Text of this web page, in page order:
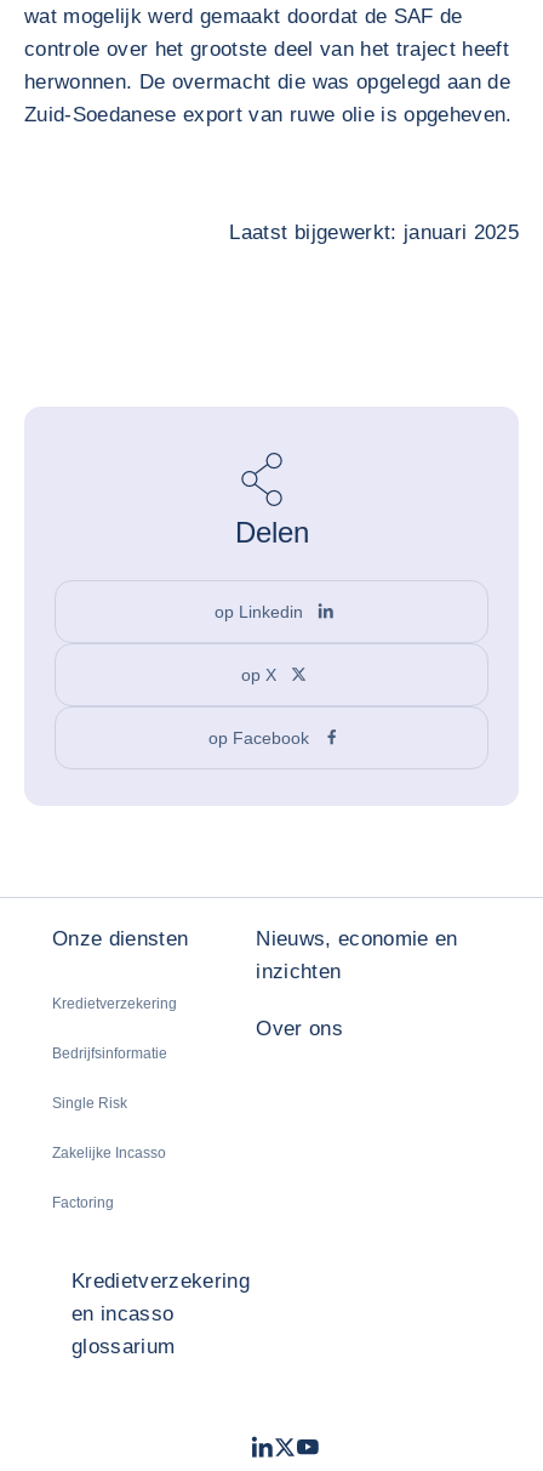
wat mogelijk werd gemaakt doordat de SAF de
controle over het grootste deel van het traject heeft
herwonnen. De overmacht die was opgelegd aan de
Zuid-Soedanese export van ruwe olie is opgeheven.
Laatst bijgewerkt: januari 2025
Delen
op Linkedin
op X
op Facebook
Onze diensten
Kredietverzekering
Bedrijfsinformatie
Single Risk
Zakelijke Incasso
Factoring
Nieuws, economie en
inzichten
Over ons
Kredietverzekering
en incasso
glossarium
LinkedIn
TwitterYoutube